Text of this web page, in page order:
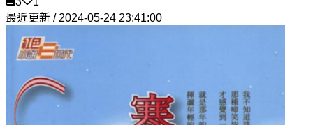
最近更新 / 2024-05-24 23:41:00